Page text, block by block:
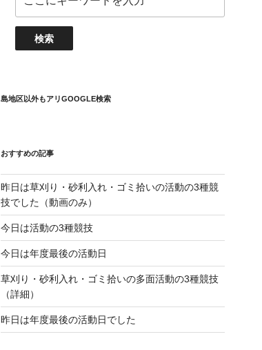
島地区以外もアリGOOGLE検索
おすすめの記事
昨日は草刈り・砂利入れ・ゴミ拾いの活動の3種競
技でした（動画のみ）
今日は活動の3種競技
今日は年度最後の活動日
草刈り・砂利入れ・ゴミ拾いの多面活動の3種競技
（詳細）
昨日は年度最後の活動日でした